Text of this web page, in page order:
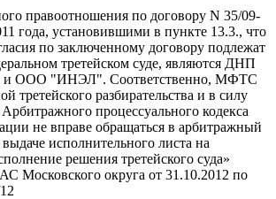
правоотношения по договору N 35/09-
года, установившими в пункте 13.3., что
по заключенному договору подлежат
третейском суде, являются ДНП
и ООО "ИНЭЛ". Соответственно, МФТС
третейского разбирательства и в силу
процессуального кодекса
не вправе обращаться в арбитражный
исполнительного листа на
решения третейского суда»
Московского округа от 31.10.2012 по